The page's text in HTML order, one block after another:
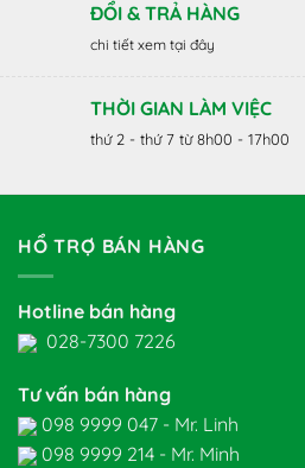
ĐỔI & TRẢ HÀNG
chi tiết xem tại đây
THỜI GIAN LÀM VIỆC
thứ 2 - thứ 7 từ 8h00 - 17h00
HỔ TRỢ BÁN HÀNG
Hotline bán hàng
028-7300 7226
Tư vấn bán hàng
098 9999 047 - Mr. Linh
098 9999 214 - Mr. Minh